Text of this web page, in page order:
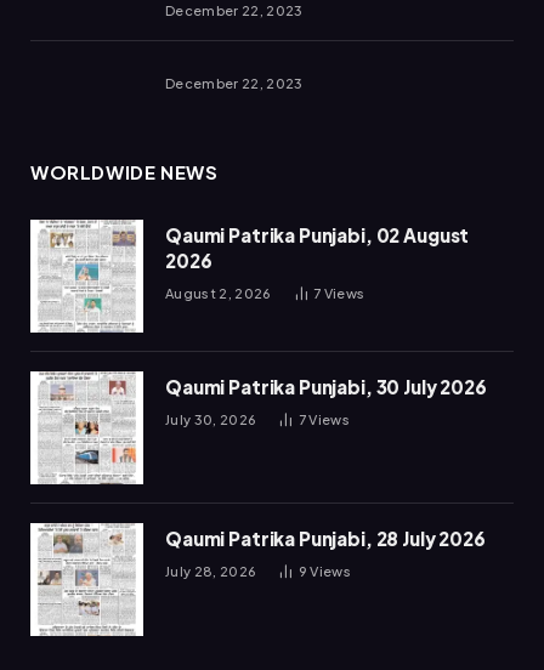
December 22, 2023
December 22, 2023
WORLDWIDE NEWS
Qaumi Patrika Punjabi, 02 August
2026
August 2, 2026 7 Views
Qaumi Patrika Punjabi, 30 July 2026
July 30, 2026 7Views
Qaumi Patrika Punjabi, 28 July 2026
July 28, 2026 9Views